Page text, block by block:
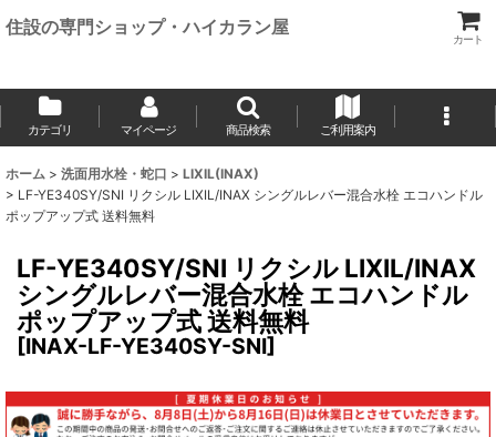
住設の専門ショップ・ハイカラン屋
カート
カテゴリ マイページ 商品検索 ご利用案内
ホーム > 洗面用水栓・蛇口 > LIXIL(INAX)
> LF-YE340SY/SNI リクシル LIXIL/INAX シングルレバー混合水栓 エコハンドル
ポップアップ式 送料無料
LF-YE340SY/SNI リクシル LIXIL/INAX
シングルレバー混合水栓 エコハンドル
ポップアップ式 送料無料
[INAX-LF-YE340SY-SNI]